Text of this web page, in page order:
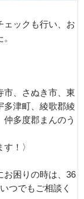
ェックも行い、お
市、さぬき市、東
多津町、綾歌郡綾
多度郡まんのう
！〉
お困りの時は、36
つでもご相談く